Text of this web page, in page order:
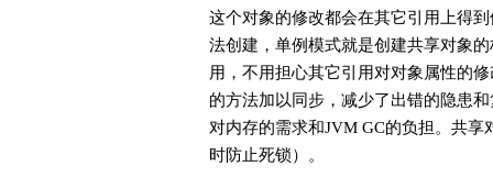
这个对象的修改都会在其它引用上得
法创建，单例模式就是创建共享对象
用，不用担心其它引用对对象属性的
的方法加以同步，减少了出错的隐患
对内存的需求和JVM GC的负担。共
时防止死锁）。